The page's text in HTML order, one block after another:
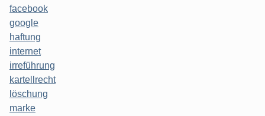
facebook
google
haftung
internet
irreführung
kartellrecht
löschung
marke